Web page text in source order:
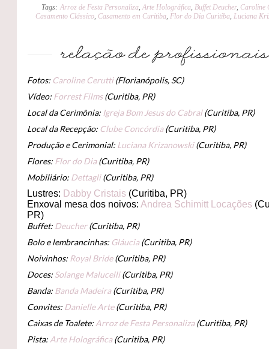
Tags: Arroz de Festa Personaliza Arte Holográfica Buffet Deucher, Caroline
Casamento Clássico Casamento em Curitiba Flor do Dia Curitiba Luciana
Fotos: Caroline Cerutti(Florianópolis, SC)
Vídeo: Forrest Films(Curitiba, PR)
Local da Cerimônia: Igreja Bom Jesus do Cabral(Curitiba, PR)
Local da Recepção: Clube Concórdia(Curitiba, PR)
Produção e Cerimonial: Luciana Krizanowski(Curitiba, PR)
Flores: Flor do Dia(Curitiba, PR)
Mobiliário: Dettagli(Curitiba, PR)
Lustres: Dabby Cristais (Curitiba, PR)
Enxoval mesa dos noivos:Andrea Schimitt Locações
PR)
Buffet: Deucher(Curitiba, PR)
Bolo e lembrancinhas: Gláucia(Curitiba, PR)
Noivinhos: Royal Bride(Curitiba, PR)
Doces: Solange Malucelli(Curitiba, PR)
Banda: Banda Madeira(Curitiba, PR)
Convites: Danielle Arte(Curitiba, PR)
Caixas de Toalete: Arroz de Festa Personaliza(Curitiba, PR)
Pista: Arte Holográfica(Curitiba, PR)